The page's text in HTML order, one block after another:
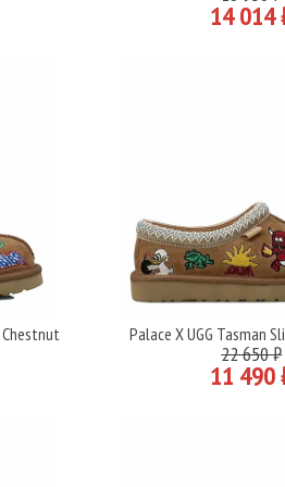
14 014
Palace X UGG Tasman
22 650 ₽
11 490